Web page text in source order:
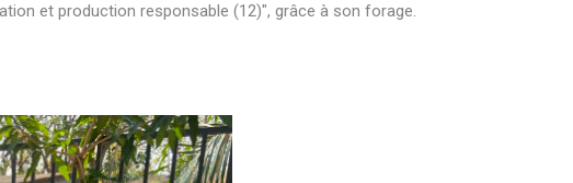
et production responsable (12)", grâce à son forage.